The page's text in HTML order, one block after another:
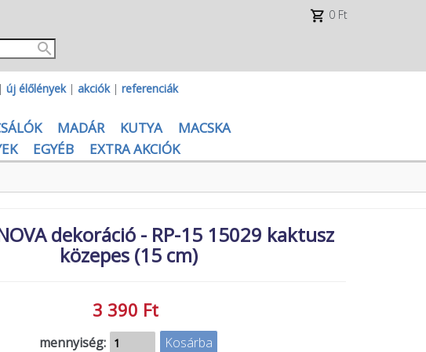
0 Ft
új élőlények| akciók| referenciák
MADÁR KUTYA
MACSKA
EGYÉB EXTRA AKCIÓK
dekoráció - RP-15 15029 kaktusz
közepes (15 cm)
3 390 Ft
mennyiség: